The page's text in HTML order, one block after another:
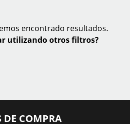
encontrado resultados.
utilizando otros filtros?
DE COMPRA